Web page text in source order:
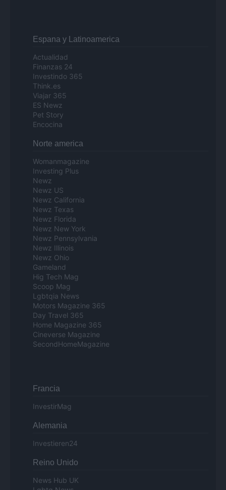
Espana y Latinoamerica
Actualidad
Finanzas 24
Investindo 365
Think.es
Viajar 365
ES Newz
Pet Story
Encocina
Norte america
Womanmagazine
Investing Plus
Newz
Newz US
Newz California
Newz Texas
Newz Florida
Newz New York
Newz Pennsylvania
Newz Illinois
Newz Ohio
Gameland
Hig Tech Mag
Scoop Mag
Lgbtqia News
Motors Magazine 365
Day Travel 365
Home Magazine 365
Cineverse Magazine
SecondHomeMagazine
Francia
InvestirMag
Alemania
Investieren24
Reino Unido
News Hub UK